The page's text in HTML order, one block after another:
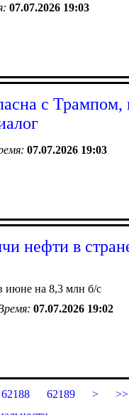
07.07.2026 19:03
с Трампом,
07.07.2026 19:03
нефти в
июне на 8,3 млн б/с
07.07.2026 19:02
62188 62189 >
>>